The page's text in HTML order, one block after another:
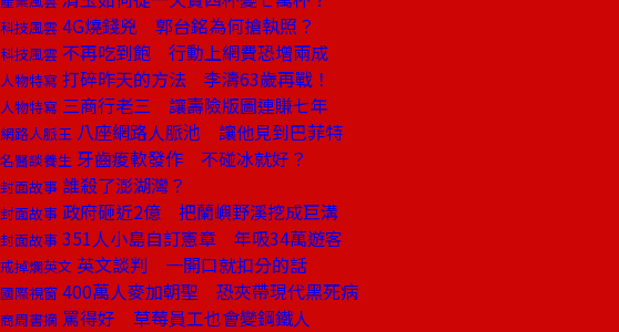
科技風雲 4G燒錢兇 郭台銘為何搶執照？
科技風雲 不再吃到飽 行動上網費恐增兩成
人物特寫 打碎昨天的方法 李濤63歲再戰！
人物特寫 三商行老三 讓壽險版圖連賺七年
網路人脈王 八座網路人脈池 讓他見到巴菲特
名醫談養生 牙齒痠軟發作 不碰冰就好？
封面故事 誰殺了澎湖灣？
封面故事 政府砸近2億 把蘭嶼野溪挖成巨溝
封面故事 351人小島自訂憲章 年吸34萬遊客
戒掉爛英文 英文談判 一開口就扣分的話
國際視窗 400萬人麥加朝聖 恐夾帶現代黑死病
商周書摘 罵得好 草莓員工也會變鋼鐵人